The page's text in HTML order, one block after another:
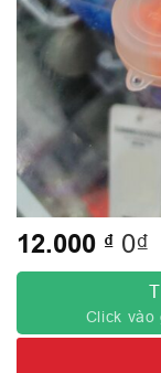
12.000 ₫ 0₫
Click vào